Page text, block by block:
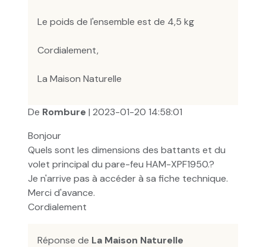
Le poids de l'ensemble est de 4,5 kg
Cordialement,
La Maison Naturelle
De Rombure | 2023-01-20 14:58:01
Bonjour
Quels sont les dimensions des battants et du
volet principal du pare-feu HAM-XPF1950.?
Je n'arrive pas à accéder à sa fiche technique.
Merci d'avance.
Cordialement
Réponse de La Maison Naturelle